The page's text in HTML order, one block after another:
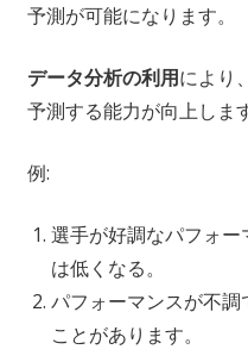
予測が可能になります。
データ分析の利用により
予測する能力が向上します
例:
選手が好調なパフォ
は低くなる。
パフォーマンスが不
ことがあります。